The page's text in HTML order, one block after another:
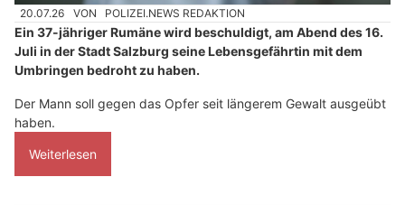
20.07.26 VON POLIZEI.NEWS REDAKTION
Ein 37-jähriger Rumäne wird beschuldigt, am Abend des 16.
Juli in der Stadt Salzburg seine Lebensgefährtin mit dem
Umbringen bedroht zu haben.
Der Mann soll gegen das Opfer seit längerem Gewalt ausgeübt
haben.
Weiterlesen